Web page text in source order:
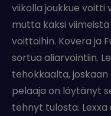
viikolla joukkue voitti
mutta kaksi
voittoihin. Kovera ja
sortua aliarvointiin.
tehokkaalta, joskaan
pelaaja on löytänyt
tehnyt tulosta. Lexxa